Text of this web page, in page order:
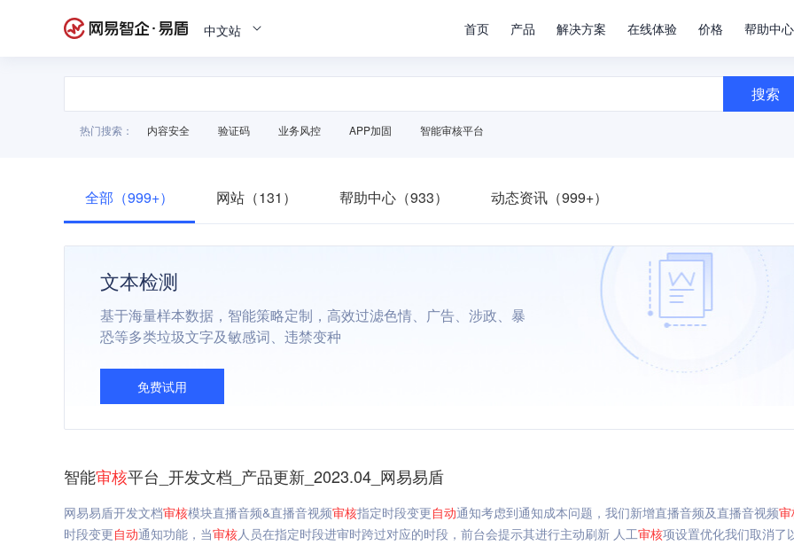
中文站 首页 产品 解决方案 在线体验 价格 帮助中心
搜索
热门搜索： 内容安全 验证码 业务风控 APP加固 智能审核平台
全部（999+） 网站（131） 帮助中心（933） 动态资讯（999+）
文本检测
基于海量样本数据，智能策略定制，高效过滤色情、广告、涉政、暴
恐等多类垃圾文字及敏感词、违禁变种
免费试用
智能审核平台_开发文档_产品更新_2023.04_网易易盾
网易易盾开发文档审核模块直播音频&直播音视频审核指定时段变更自动通知考虑到通知成本问题，我们新增直播音频及直播音视频
时段变更自动通知功能，当审核人员在指定时段进审时跨过对应的时段，前台会提示其进行主动刷新 人工审核项设置优化我们取消了